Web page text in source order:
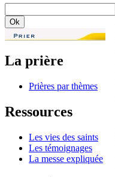
La prière
Prières par thèmes
Ressources
Les vies des saints
Les témoignages
La messe expliquée